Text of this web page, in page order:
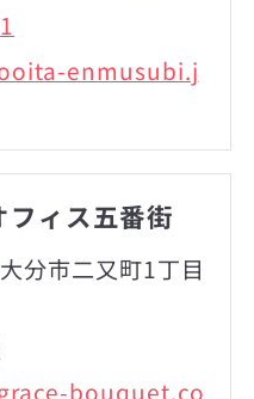
enmusubi.j
フィス五番街
分市二又町1丁目
bouquet.co